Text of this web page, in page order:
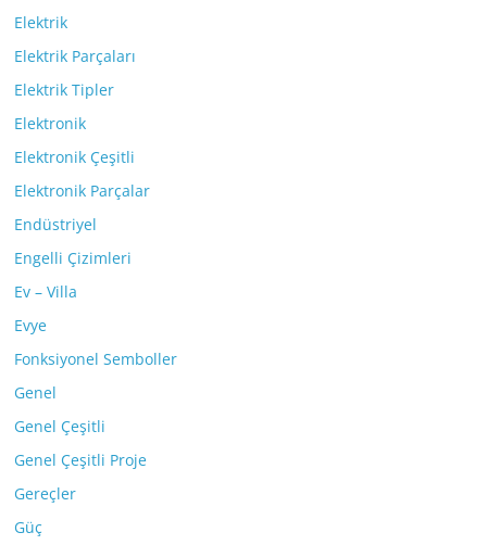
Elektrik
Elektrik Parçaları
Elektrik Tipler
Elektronik
Elektronik Çeşitli
Elektronik Parçalar
Endüstriyel
Engelli Çizimleri
Ev – Villa
Evye
Fonksiyonel Semboller
Genel
Genel Çeşitli
Genel Çeşitli Proje
Gereçler
Güç